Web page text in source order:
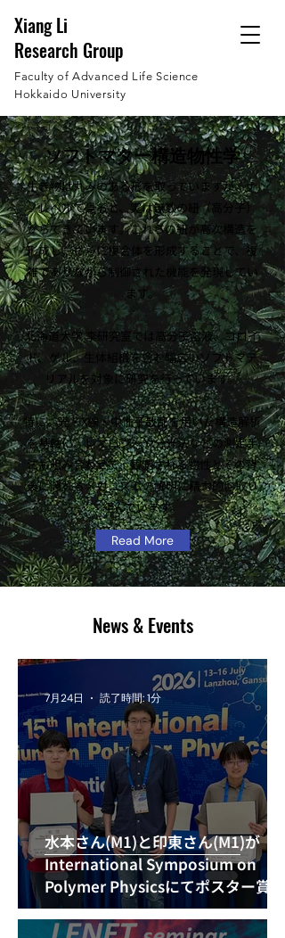
Xiang Li
Research Group
Faculty of Advanced Life Science
Hokkaido University
ソフトマター構造物性学
生き物は丸みのある形を取っていますが、ナ
ノレベルで見ると、実は無数の紐（高分子）
からできています。これらの紐が高次構造を
形成し、さらに複合体を形成することで、複
雑でありながら制御された機能を発現してい
ます。
北海道大学 李研究室では高分子溶液、コロイ
ド、ゲル、生体組織を含む幅広いソフトマテ
リアルを対象に研究を行っています。
特に、光・X線・中性子散乱を用いた構造解析
を基軸に、レオロジーや分光法などの測定手
法も組み合わせて、観測される物性とその背
後に隠れるメカニズムの解明に精力的に取り
組んでいます。
Read More
News & Events
水本さん(M1)と印東さん(M1)が
International Symposium on
Polymer Physicsにてポスター賞を
受賞
7月24日 読了時間: 1分